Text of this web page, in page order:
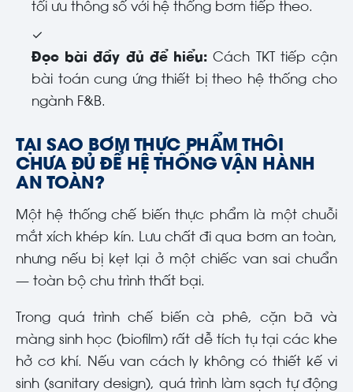
tối ưu thông số với hệ thống bơm tiếp theo.
✓
Đọc bài đầy đủ để hiểu: Cách TKT tiếp cận
bài toán cung ứng thiết bị theo hệ thống cho
ngành F&B.
TẠI SAO BƠM THỰC PHẨM THÔI
CHƯA ĐỦ ĐỂ HỆ THỐNG VẬN HÀNH
AN TOÀN?
Một hệ thống chế biến thực phẩm là một chuỗi
mắt xích khép kín. Lưu chất đi qua bơm an toàn,
nhưng nếu bị kẹt lại ở một chiếc van sai chuẩn
— toàn bộ chu trình thất bại.
Trong quá trình chế biến cà phê, cặn bã và
màng sinh học (biofilm) rất dễ tích tụ tại các khe
hở cơ khí. Nếu van cách ly không có thiết kế vi
sinh (sanitary design), quá trình làm sạch tự động